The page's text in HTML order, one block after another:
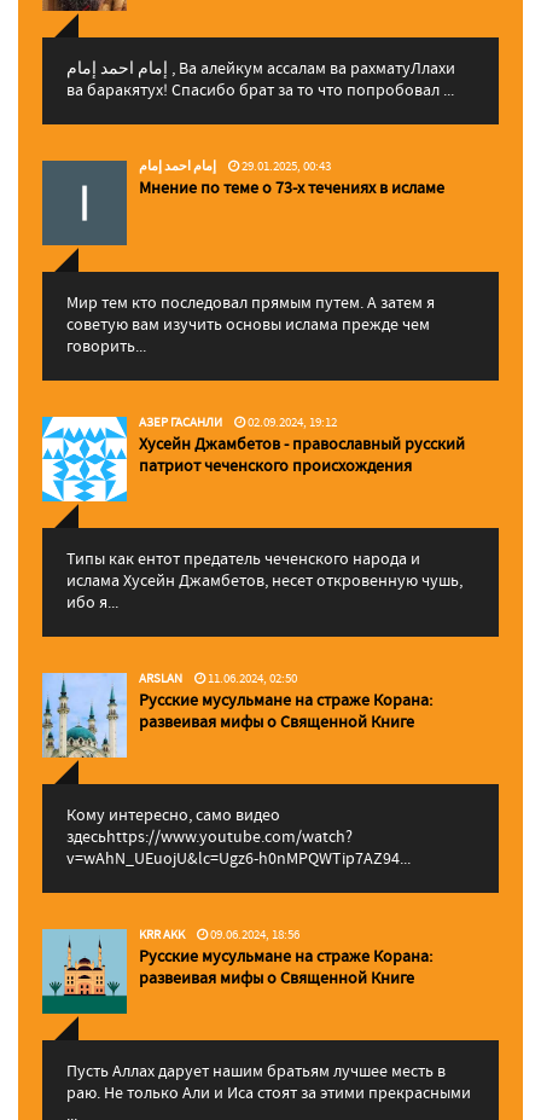
إمام احمد إمام , Ва алейкум ассалам ва рахматуЛлахи
ва баракятух! Спасибо брат за то что попробовал ...
إمام احمد إمام 29.01.2025, 00:43
Мнение по теме о 73-х течениях в исламе
Мир тем кто последовал прямым путем. А затем я
советую вам изучить основы ислама прежде чем
говорить...
АЗЕР ГАСАНЛИ 02.09.2024, 19:12
Хусейн Джамбетов - православный русский
патриот чеченского происхождения
Типы как ентот предатель чеченского народа и
ислама Хусейн Джамбетов, несет откровенную чушь,
ибо я...
ARSLAN 11.06.2024, 02:50
Русские мусульмане на страже Корана:
pазвеивая мифы о Священной Книге
Кому интересно, само видео
здесьhttps://www.youtube.com/watch?
v=wAhN_UEuojU&lc=Ugz6-h0nMPQWTip7AZ94...
KRR AKK 09.06.2024, 18:56
Русские мусульмане на страже Корана:
pазвеивая мифы о Священной Книге
Пусть Аллах дарует нашим братьям лучшее месть в
раю. Не только Али и Иса стоят за этими прекрасными
...